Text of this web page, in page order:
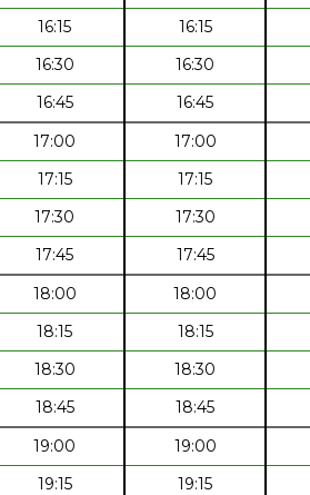
16:15
16:15
16:30
16:30
16:45
16:45
17:00
17:00
17:15
17:15
17:30
17:30
17:45
17:45
18:00
18:00
18:15
18:15
18:30
18:30
18:45
18:45
19:00
19:00
19:15
19:15